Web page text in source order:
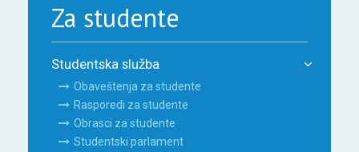
Za studente
Studentska služba
Obaveštenja za studente
Rasporedi za studente
Obrasci za studente
Studentski parlament